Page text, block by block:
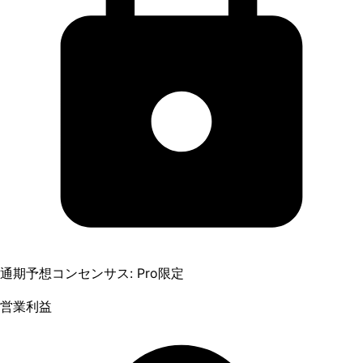
通期予想コンセンサス: Pro限定
営業利益